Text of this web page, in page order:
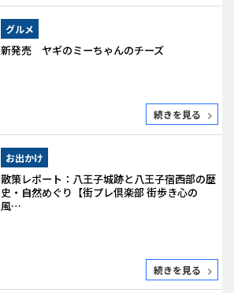
グルメ
新発売 ヤギのミーちゃんのチーズ
続きを見る
お出かけ
散策レポート：八王子城跡と八王子宿西部の歴
史・自然めぐり【街プレ倶楽部 街歩き心の
風…
続きを見る